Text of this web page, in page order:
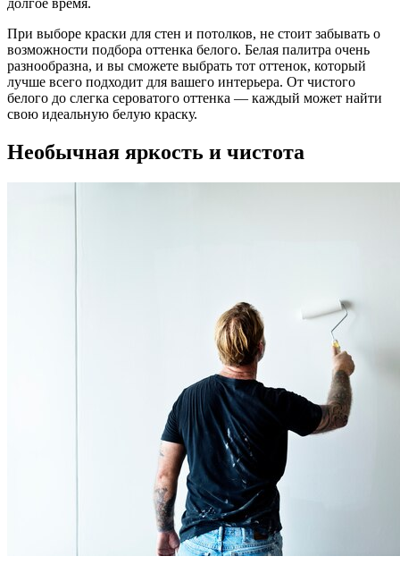
долгое время.
При выборе краски для стен и потолков, не стоит забывать о
возможности подбора оттенка белого. Белая палитра очень
разнообразна, и вы сможете выбрать тот оттенок, который
лучше всего подходит для вашего интерьера. От чистого
белого до слегка сероватого оттенка — каждый может найти
свою идеальную белую краску.
Необычная яркость и чистота